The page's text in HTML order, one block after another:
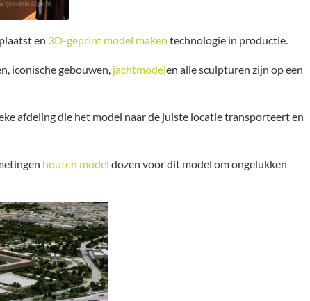
en 3D-geprint model maken technologie in productie.
iconische gebouwen, jachtmodelen alle sculpturen zijn op een
afdeling die het model naar de juiste locatie transporteert en
houten model dozen voor dit model om ongelukken